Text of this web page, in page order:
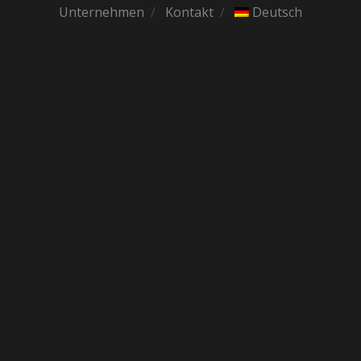
Unternehmen
Kontakt Deutsch